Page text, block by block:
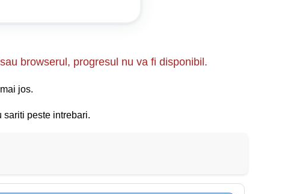
anumită direcție, vehiculele trebuie să fie conduse
browserul, progresul nu va fi disponibil.
jos.
sariti peste intrebari.